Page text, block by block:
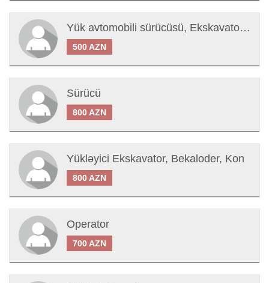
Yük avtomobili sürücüsü, Ekskavator sürücüsü, Kon sürücüsü
500 AZN
Sürücü
800 AZN
Yükləyici Ekskavator, Bekaloder, Kon
800 AZN
Operator
700 AZN